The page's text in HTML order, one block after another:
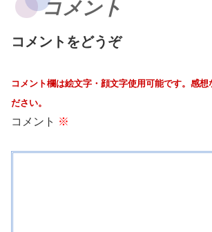
コメント
コメントをどうぞ
コメント欄は絵文字・顔文字使用可能です。感想
ださい。
コメント ※